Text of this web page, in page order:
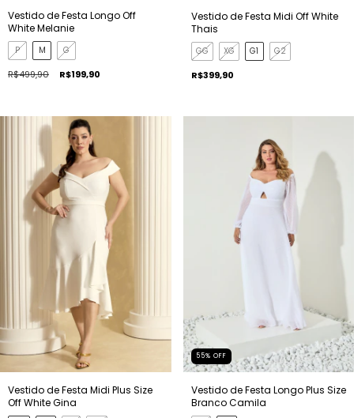
Vestido de Festa Longo Off
White Melanie
P M G
R$499,90 R$199,90
Vestido de Festa Midi Off White
Thais
GG XG G1 G2
R$399,90
Vestido de Festa Midi Plus Size
Off White Gina
55% OFF
Vestido de Festa Longo Plus Size
Branco Camila